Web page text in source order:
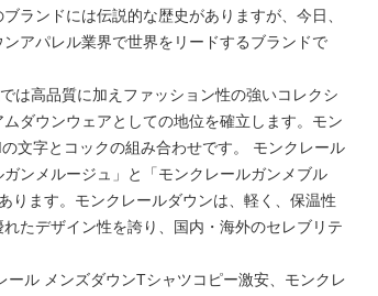
ランドには伝説的な歴史がありますが、今日、
アパレル業界で世界をリードするブランドで
は高品質に加えファッション性の強いコレクシ
ダウンウェアとしての地位を確立します。モン
文字とコックの組み合わせです。 モンクレール
ンメルージュ」と「モンクレールガンメブル
ります。モンクレールダウンは、軽く、保温性
たデザイン性を誇り、国内・海外のセレブリテ
ール メンズダウンTシャツコピー激安、モンクレ